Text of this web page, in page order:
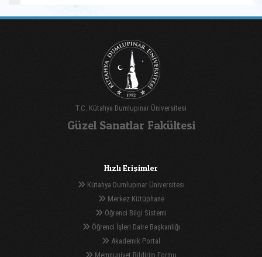
T.C. Kütahya Dumlupınar Üniversitesi
Güzel Sanatlar Fakültesi
Hızlı Erişimler
Kütahya Dumlupınar Üniversitesi
Merkez Kütüphane
Öğrenci Bilgi Sistemi
Öğrenci İşleri Daire Başkanlığı
Akademik Portal
Memnuniyet Bildirim Formu